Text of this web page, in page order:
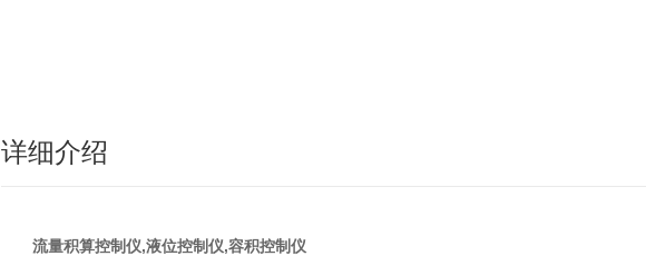
详细介绍
流量积算控制仪,液位控制仪,容积控制仪